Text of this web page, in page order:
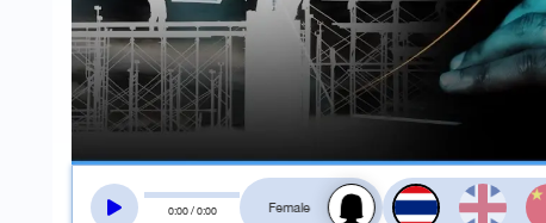
0:00/0:00
สลับเสียงอ่าน